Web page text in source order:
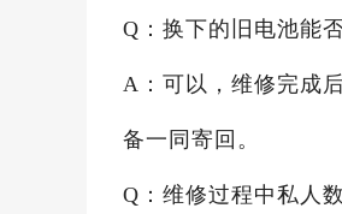
Q：换下的旧电池能
A：可以，维修完成
备一同寄回。
Q：维修过程中私人